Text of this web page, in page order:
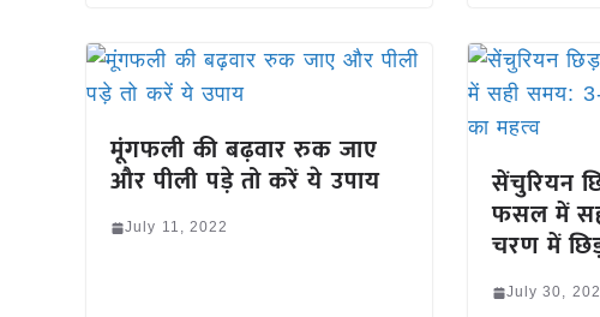
मूंगफली की बढ़वार रुक जाए
और पीली पड़े तो करें ये उपाय
July 11, 2022
सेंचुरियन
फसल में
चरण में
July 30,